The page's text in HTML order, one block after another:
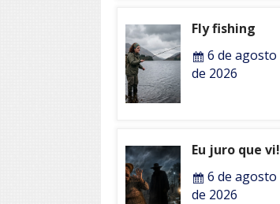
Fly fishing
6 de agosto
de 2026
Eu juro que vi!
6 de agosto
de 2026